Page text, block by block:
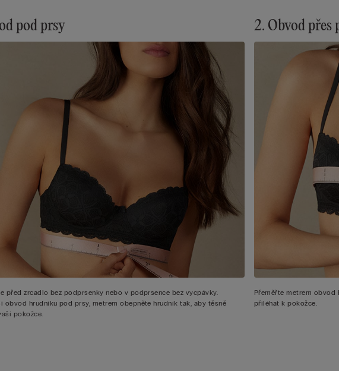
pod prsy
před zrcadlo bez podprsenky nebo v podprsence bez vycpávky.
obvod hrudníku pod prsy, metrem obepněte hrudník tak, aby těsně
pokožce.
2. Obvod
Přeměřte metrem
přiléhat k pokožce.